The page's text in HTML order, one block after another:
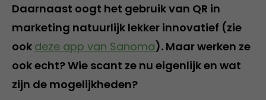
Daarnaast oogt het gebruik van QR in
marketing natuurlijk lekker innovatief (zie
ook deze app van Sanoma). Maar werken ze
ook echt? Wie scant ze nu eigenlijk en wat
zijn de mogelijkheden?